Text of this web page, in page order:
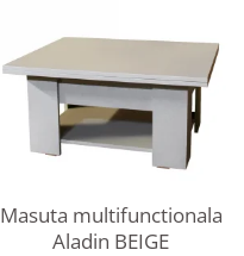
Masuta multifunctionala
Aladin BEIGE